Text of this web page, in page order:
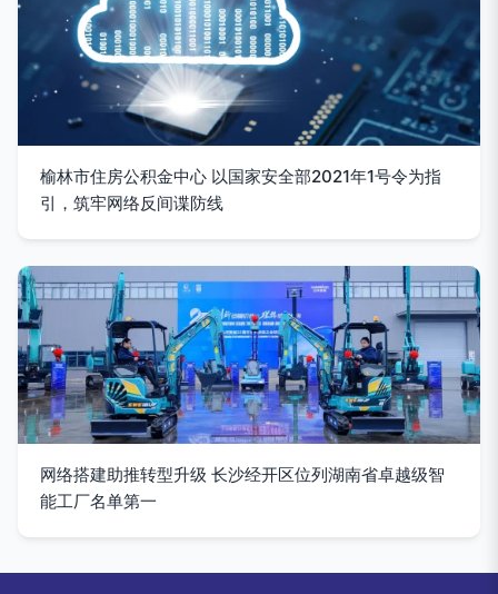
榆林市住房公积金中心 以国家安全部2021年1号令为指
引，筑牢网络反间谍防线
网络搭建助推转型升级 长沙经开区位列湖南省卓越级智
能工厂名单第一